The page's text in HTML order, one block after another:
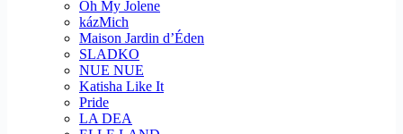
Oh My Jolene
kázMich
Maison Jardin d’Éden
SLADKO
NUE NUE
Katisha Like It
Pride
LA DEA